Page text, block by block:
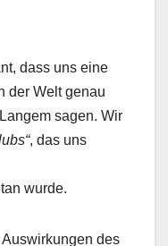
dass uns eine
der Welt genau
sagen. Wir
, das uns
wurde.
des